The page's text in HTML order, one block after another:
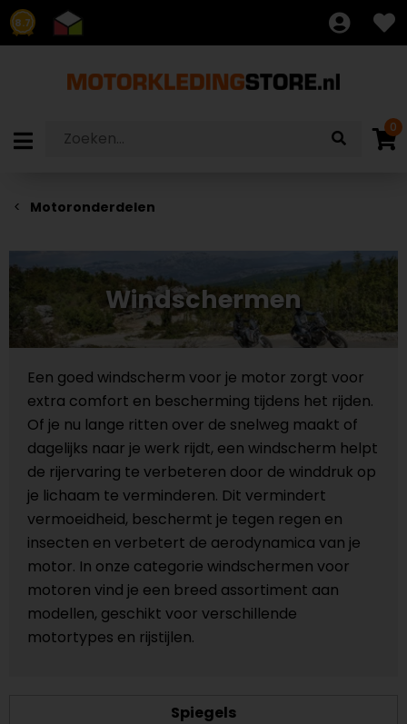
8.7
0
Motoronderdelen
Windschermen
Een goed windscherm voor je motor zorgt voor
extra comfort en bescherming tijdens het rijden.
Of je nu lange ritten over de snelweg maakt of
dagelijks naar je werk rijdt, een windscherm helpt
de rijervaring te verbeteren door de winddruk op
je lichaam te verminderen. Dit vermindert
vermoeidheid, beschermt je tegen regen en
insecten en verbetert de aerodynamica van je
motor. In onze categorie windschermen voor
motoren vind je een breed assortiment aan
modellen, geschikt voor verschillende
motortypes en rijstijlen.
Spiegels